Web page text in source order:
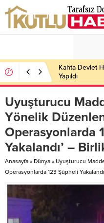
Kahta Devlet
Yapıldı
Uyuşturucu
Yönelik
Operasyonlarda
Yakalandı’ –
Anasayfa » Dünya » Uyuşturucu
Operasyonlarda 123 Şüpheli